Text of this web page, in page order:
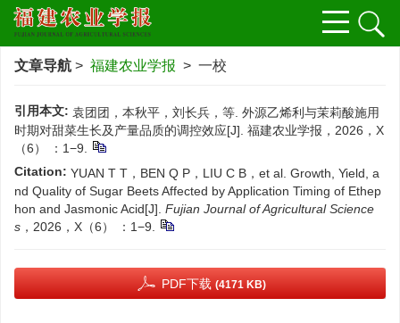
文章导航 > 福建农业学报 > 一校
引用本文: 袁团团，本秋平，刘长兵，等. 外源乙烯利与茉莉酸施用
时期对甜菜生长及产量品质的调控效应[J]. 福建农业学报，2026，X
（6） ：1−9.
Citation: YUAN T T，BEN Q P，LIU C B，et al. Growth, Yield, a
nd Quality of Sugar Beets Affected by Application Timing of Ethep
hon and Jasmonic Acid[J]. Fujian Journal of Agricultural Science
s ，2026，X（6） ：1−9.
PDF下载 (4171 KB)